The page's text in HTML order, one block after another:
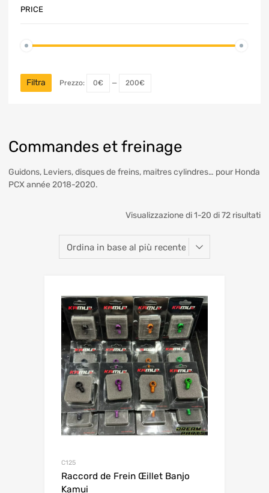
Commandes et freinage
Guidons, Leviers, disques de freins, maitres cylindres… pour Honda
PCX année 2018-2020.
Visualizzazione di 1-20 di 72 risultati
C125
Raccord de Frein Œillet Banjo
Kamui
PRICE
Filtra Prezzo: 0€ — 200€